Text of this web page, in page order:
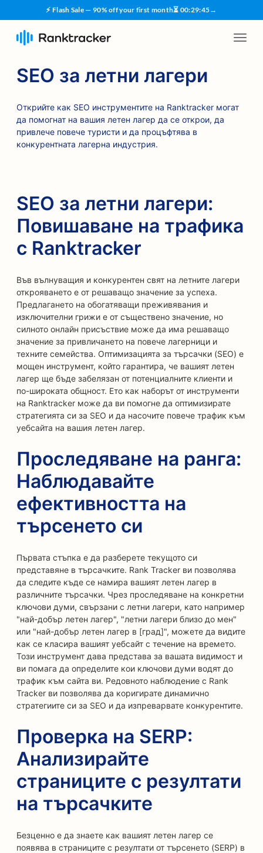
⚡ Flash Sale — 90% off your first month⏳ 00:29:45→
SEO за летни лагери
Открийте как SEO инструментите на Ranktracker могат
да помогнат на вашия летен лагер да се открои, да
привлече повече туристи и да процъфтява в
конкурентната лагерна индустрия.
SEO за летни лагери:
Повишаване на трафика
с Ranktracker
Във вълнуващия и конкурентен свят на летните лагери
открояването е от решаващо значение за успеха.
Предлагането на обогатяващи преживявания и
изключителни грижи е от съществено значение, но
силното онлайн присъствие може да има решаващо
значение за привличането на повече лагерници и
техните семейства. Оптимизацията за търсачки (SEO) е
мощен инструмент, който гарантира, че вашият летен
лагер ще бъде забелязан от потенциалните клиенти и
по-широката общност. Ето как наборът от инструменти
на Ranktracker може да ви помогне да оптимизирате
стратегията си за SEO и да насочите повече трафик към
уебсайта на вашия летен лагер.
Проследяване на ранга:
Наблюдавайте
ефективността на
търсенето си
Първата стъпка е да разберете текущото си
представяне в търсачките. Rank Tracker ви позволява
да следите къде се намира вашият летен лагер в
различните търсачки. Чрез проследяване на конкретни
ключови думи, свързани с летни лагери, като например
"най-добър летен лагер", "летни лагери близо до мен"
или "най-добър летен лагер в [град]", можете да видите
как се класира вашият уебсайт с течение на времето.
Този инструмент дава представа за вашата видимост и
ви помага да определите кои ключови думи водят до
трафик към сайта ви. Редовното наблюдение с Rank
Tracker ви позволява да коригирате динамично
стратегиите си за SEO и да изпреварвате конкурентите.
Проверка на SERP:
Анализирайте
страниците с резултати
на търсачките
Безценно е да знаете как вашият летен лагер се
появява в страниците с резултати от търсенето (SERP) в